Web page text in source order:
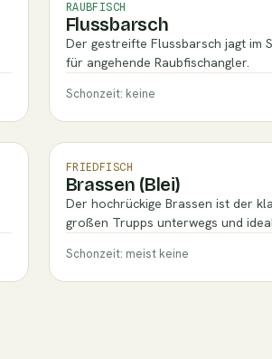
RAUBFISCH
Flussbarsch
Der gestreifte Flussbarsch jagt im
für angehende Raubfischangler.
Schonzeit: keine
FRIEDFISCH
Brassen (Blei)
Der hochrückige Brassen ist der
großen Trupps unterwegs und
Schonzeit: meist keine